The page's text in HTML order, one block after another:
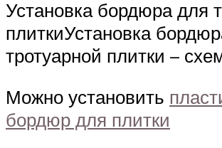
Установка бордюра для
плиткиУстановка
тротуарной плитки –
Можно установить
бордюр для плитки